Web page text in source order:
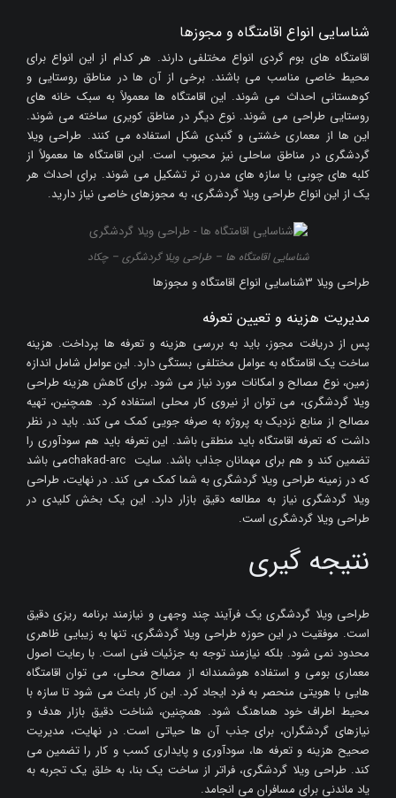
شناسایی انواع اقامتگاه و مجوزها
اقامتگاه های بوم گردی انواع مختلفی دارند. هر کدام از این انواع برای
محیط خاصی مناسب می باشند. برخی از آن ها در مناطق روستایی و
کوهستانی احداث می شوند. این اقامتگاه ها معمولاً به سبک خانه های
روستایی طراحی می شوند. نوع دیگر در مناطق کویری ساخته می شوند.
این ها از معماری خشتی و گنبدی شکل استفاده می کنند. طراحی ویلا
گردشگری در مناطق ساحلی نیز محبوب است. این اقامتگاه ها معمولاً از
کلبه های چوبی یا سازه های مدرن تر تشکیل می شوند. برای احداث هر
یک از این انواع طراحی ویلا گردشگری، به مجوزهای خاصی نیاز دارید.
شناسایی اقامتگاه ها – طراحی ویلا گردشگری – چکاد
طراحی ویلا 3شناسایی انواع اقامتگاه و مجوزها
مدیریت هزینه و تعیین تعرفه
پس از دریافت مجوز، باید به بررسی هزینه و تعرفه ها پرداخت. هزینه
ساخت یک اقامتگاه به عوامل مختلفی بستگی دارد. این عوامل شامل اندازه
زمین، نوع مصالح و امکانات مورد نیاز می شود. برای کاهش هزینه طراحی
ویلا گردشگری، می توان از نیروی کار محلی استفاده کرد. همچنین، تهیه
مصالح از منابع نزدیک به پروژه به صرفه جویی کمک می کند. باید در نظر
داشت که تعرفه اقامتگاه باید منطقی باشد. این تعرفه باید هم سودآوری را
تضمین کند و هم برای مهمانان جذاب باشد. سایت chakad-arcمی باشد
که در زمینه طراحی ویلا گردشگری به شما کمک می کند. در نهایت، طراحی
ویلا گردشگری نیاز به مطالعه دقیق بازار دارد. این یک بخش کلیدی در
طراحی ویلا گردشگری است.
نتیجه گیری
طراحی ویلا گردشگری یک فرآیند چند وجهی و نیازمند برنامه ریزی دقیق
است. موفقیت در این حوزه طراحی ویلا گردشگری، تنها به زیبایی ظاهری
محدود نمی شود. بلکه نیازمند توجه به جزئیات فنی است. با رعایت اصول
معماری بومی و استفاده هوشمندانه از مصالح محلی، می توان اقامتگاه
هایی با هویتی منحصر به فرد ایجاد کرد. این کار باعث می شود تا سازه با
محیط اطراف خود هماهنگ شود. همچنین، شناخت دقیق بازار هدف و
نیازهای گردشگران، برای جذب آن ها حیاتی است. در نهایت، مدیریت
صحیح هزینه و تعرفه ها، سودآوری و پایداری کسب و کار را تضمین می
کند. طراحی ویلا گردشگری، فراتر از ساخت یک بنا، به خلق یک تجربه به
یاد ماندنی برای مسافران می انجامد.